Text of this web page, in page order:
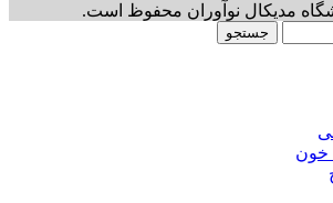
مدیکال نوآوران محفوظ است.
جستجو
خون